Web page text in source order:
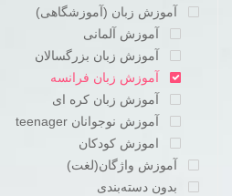
آموزش زبان (آموزشگاهی)
آموزش آلمانی
آموزش زبان بزرگسالان
آموزش زبان فرانسه
آموزش زبان کره ای
آموزش نوجوانان teenager
اموزش کودکان
آموزش واژگان(لغت)
بدون دسته‌بندی